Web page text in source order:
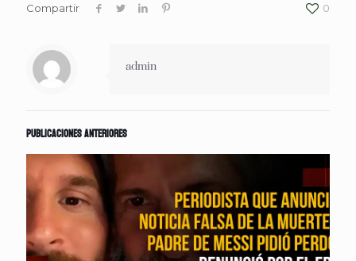
Compartir 0
admin
Publicaciones anteriores